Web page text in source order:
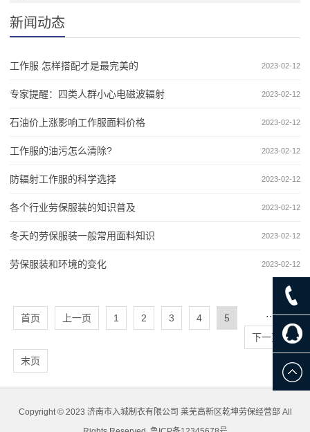
新闻动态
2023-02-12
工作服 怎样搭配才是最完美的
2023-02-12
专家提醒：四类人群小心电磁波辐射
2023-02-12
石油价上涨影响工作服面料价格
2023-02-12
工作服的油污怎么清除?
2023-02-12
防辐射工作服的科学选择
2023-02-12
各个行业劳保服装的知识普及
2023-02-12
冬天的劳保服装一般常用面料知识
2023-02-12
劳保服装和环境的变化
首页 上一页 ···
1 2 3 4
5
下一页
末页
Copyright © 2023 济南市入城制衣有限公司 莱芜高新区乾坤劳保经营部 All